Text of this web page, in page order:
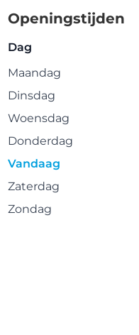
Openingstijden
Dag
Maandag
Dinsdag
Woensdag
Donderdag
Vandaag
Zaterdag
Zondag